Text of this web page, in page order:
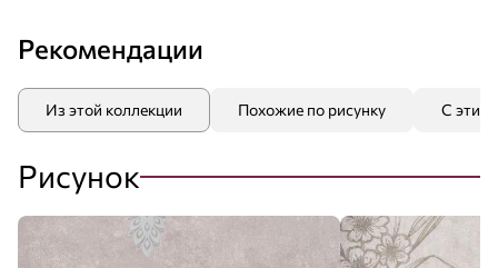
Рекомендации
Из этой коллекции Похожие по рисунку С этим
Рисунок